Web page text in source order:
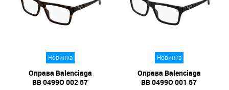
Назначение / Пол
Отметки
Форма оправы
Тип оправы
Новинка
Оправа Balenciaga
BB 0499O 002 57
Новинка
Оправа Balenciaga
BB 0499O 001 57